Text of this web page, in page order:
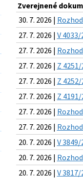
Zverejnené
30. 7. 2026 |
27. 7. 2026 | V
27. 7. 2026 |
27. 7. 2026 | Z
27. 7. 2026 | Z
27. 7. 2026 | Z
27. 7. 2026 |
27. 7. 2026 |
20. 7. 2026 | V
20. 7. 2026 |
20. 7. 2026 | V